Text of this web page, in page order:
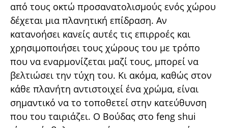
από τους οκτώ προσανατολισμούς ενός χώρου
δέχεται μια πλανητική επίδραση. Αν
κατανοήσει κανείς αυτές τις επιρροές και
χρησιμοποιήσει τους χώρους του με τρόπο
που να εναρμονίζεται μαζί τους, μπορεί να
βελτιώσει την τύχη του. Κι ακόμα, καθώς στον
κάθε πλανήτη αντιστοιχεί ένα χρώμα, είναι
σημαντικό να το τοποθετεί στην κατεύθυνση
που του ταιριάζει. Ο Βούδας στο feng shui